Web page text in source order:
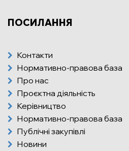
ПОСИЛАННЯ
Контакти
Нормативно-правова база
Про нас
Проєктна діяльність
Керівництво
Нормативно-правова база
Публічні закупівлі
Новини